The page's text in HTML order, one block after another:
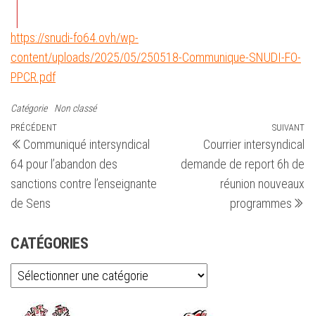
https://snudi-fo64.ovh/wp-
content/uploads/2025/05/250518-Communique-SNUDI-FO-
PPCR.pdf
Catégorie Non classé
Navigation
de
l’article
Article
précédent
PRÉCÉDENT
Communiqué intersyndical
64 pour l’abandon des
sanctions contre l’enseignante
de Sens
SUIVANT
Courrier intersyndical
demande de report 6h de
réunion nouveaux
programmes
CATÉGORIES
Catégories